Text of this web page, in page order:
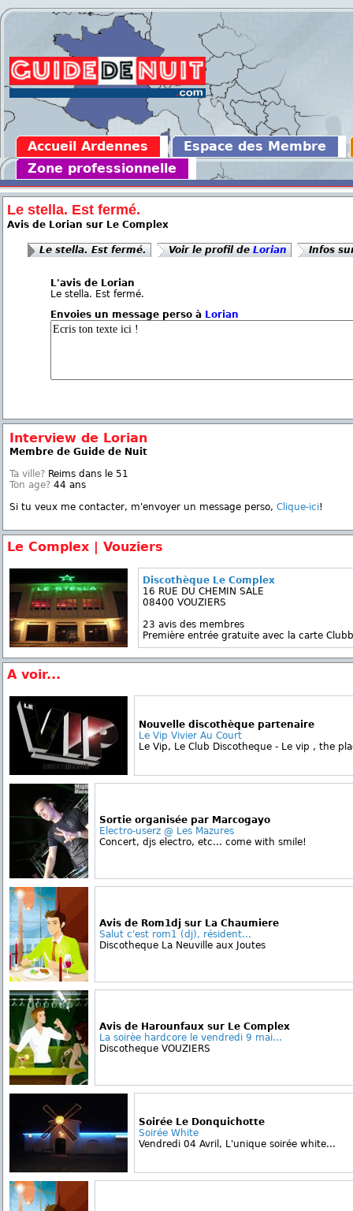
Accueil Ardennes
Espace des Membre
Zone professionnelle
Le stella. Est fermé.
Avis de Lorian sur Le Complex
Le stella. Est fermé. Voir le profil de Lorian Infos
L'avis de Lorian
Le stella. Est fermé.
Envoies un message perso à Lorian
Interview de Lorian
Membre de Guide de Nuit
Ta ville? Reims dans le 51
Ton age? 44 ans
Si tu veux me contacter, m'envoyer un message perso, Clique-ici!
Le Complex | Vouziers
Discothèque Le Complex
16 RUE DU CHEMIN SALE
08400 VOUZIERS
23 avis des membres
Première entrée gratuite avec la carte
A voir...
Nouvelle discothèque partenaire
Le Vip Vivier Au Court
Le Vip, Le Club Discotheque - Le vip , the
Sortie organisée par Marcogayo
Electro-userz @ Les Mazures
Concert, djs electro, etc... come with smile!
Avis de Rom1dj sur La Chaumiere
Salut c'est rom1 (dj), résident...
Discotheque La Neuville aux Joutes
Avis de Harounfaux sur Le Complex
La soirèe hardcore le vendredi 9 mai...
Discotheque VOUZIERS
Soirée Le Donquichotte
Soirée White
Vendredi 04 Avril, L'unique soirée white...